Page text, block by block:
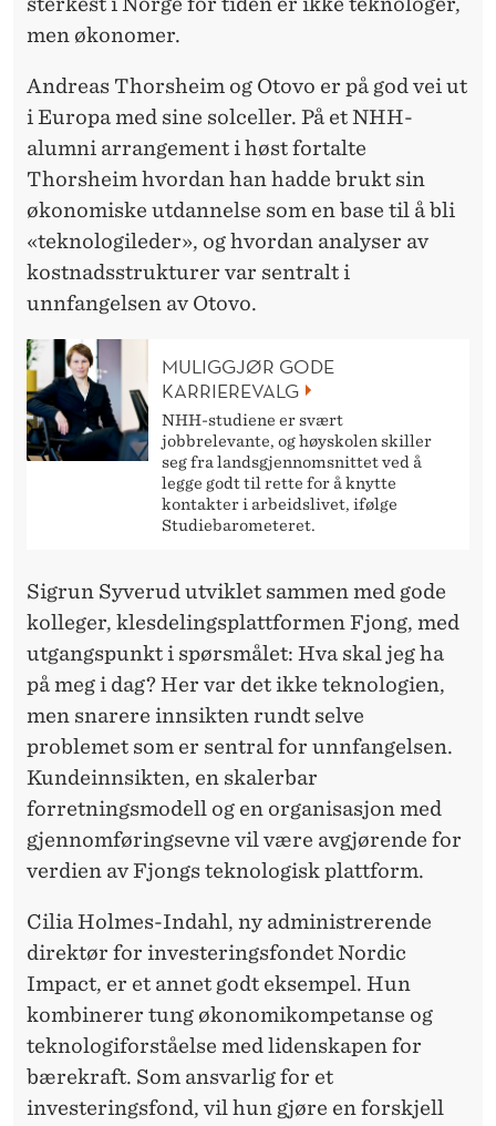
men økonomer.
Andreas Thorsheim og Otovo er på god vei ut
i Europa med sine solceller. På et NHH-
alumni arrangement i høst fortalte
Thorsheim hvordan han hadde brukt sin
økonomiske utdannelse som en base til å bli
«teknologileder», og hvordan analyser av
kostnadsstrukturer var sentralt i
unnfangelsen av Otovo.
MULIGGJØR GODE
KARRIEREVALG
NHH-studiene er svært
jobbrelevante, og høyskolen skiller
seg fra landsgjennomsnittet ved å
legge godt til rette for å knytte
kontakter i arbeidslivet, ifølge
Studiebarometeret.
Sigrun Syverud utviklet sammen med gode
kolleger, klesdelingsplattformen Fjong, med
utgangspunkt i spørsmålet: Hva skal jeg ha
på meg i dag? Her var det ikke teknologien,
men snarere innsikten rundt selve
problemet som er sentral for unnfangelsen.
Kundeinnsikten, en skalerbar
forretningsmodell og en organisasjon med
gjennomføringsevne vil være avgjørende for
verdien av Fjongs teknologisk plattform.
Cilia Holmes-Indahl, ny administrerende
direktør for investeringsfondet Nordic
Impact, er et annet godt eksempel. Hun
kombinerer tung økonomikompetanse og
teknologiforståelse med lidenskapen for
bærekraft. Som ansvarlig for et
investeringsfond, vil hun gjøre en forskjell